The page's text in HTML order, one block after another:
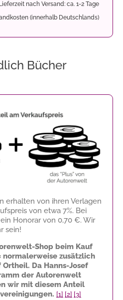
nach Versand: ca. 1-2 Tage
(innerhalb Deutschlands)
Bücher
erhalten von ihren Verlagen
von etwa 7%. Bei
Honorar von 0,70 €. Wir
sein!
Shop beim Kauf
zusätzlich
Ortheil. Da Hanns-Josef
der Autorenwelt
wir mit diesem Anteil
[1] [2] [3]